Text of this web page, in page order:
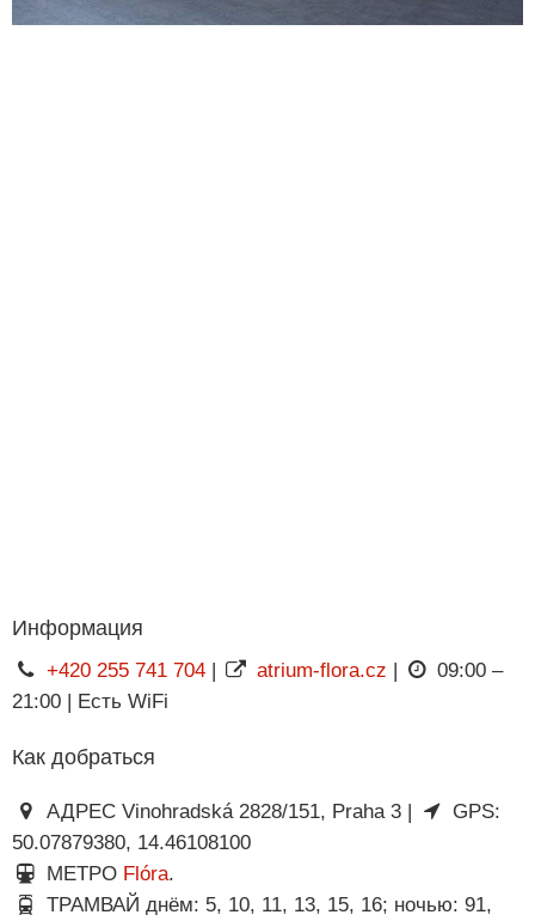
Информация
+420 255 741 704| atrium-flora.cz |
09:00 –
21:00 | Есть WiFi
Как добраться
АДРЕС Vinohradská 2828/151, Praha 3 |
GPS:
50.07879380, 14.46108100
МЕТРО Flóra.
ТРАМВАЙ днём: 5, 10, 11, 13, 15, 16; ночью: 91,